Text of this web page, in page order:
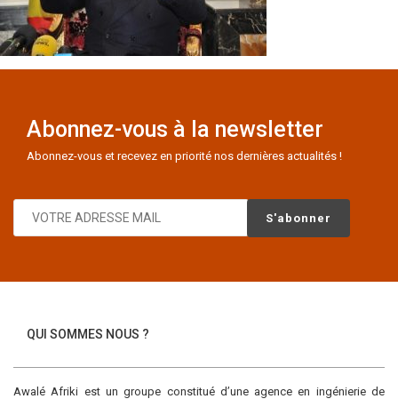
Abonnez-vous à la newsletter
Abonnez-vous et recevez en priorité nos dernières actualités !
QUI SOMMES NOUS ?
Awalé Afriki est un groupe constitué d’une agence en ingénierie de